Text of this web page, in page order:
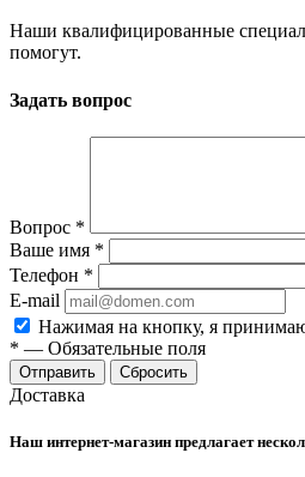
Наши квалифицированные
помогут.
Задать вопрос
Вопрос *
Ваше имя *
Телефон *
E-mail
Нажимая на кнопку, я
* — Обязательные поля
Отправить Сбросить
Доставка
Наш интернет-магазин предлагает